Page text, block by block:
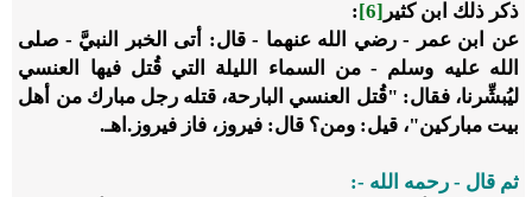
ذكر ذلك ابن كثير [6]
:
عن ابن عمر - رضي الله عنهما - قال: أتى الخبر النبيَّ - صلى
الله عليه وسلم - من السماء الليلة التي قُتل فيها العنسي
ليُبشِّرنا، فقال: "قُتل العنسي البارحة، قتله رجل مبارك من أهل
بيت مباركين"، قيل: ومن؟ قال: فيروز، فاز فيروز.اهـ.
ثم قال - رحمه الله -: